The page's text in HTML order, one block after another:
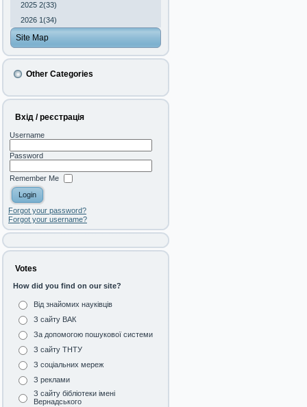
2025 2(33)
2026 1(34)
Site Map
Other Categories
Вхід / реєстрація
Username
Password
Remember Me
Forgot your password?
Forgot your username?
Votes
How did you find on our site?
Від знайомих науківців
З сайту ВАК
За допомогою пошукової системи
З сайту ТНТУ
З соціальних мереж
З реклами
З сайту бібліотеки імені
Вернадського